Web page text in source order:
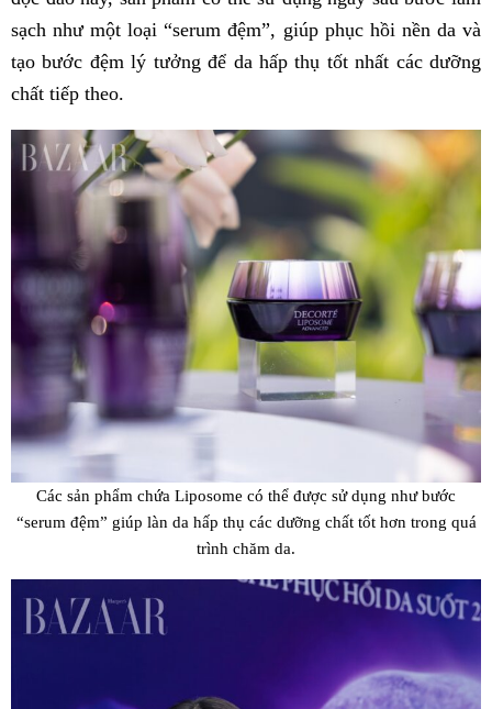
sạch như một loại “serum đệm”, giúp phục hồi nền da và
tạo bước đệm lý tưởng để da hấp thụ tốt nhất các dưỡng
chất tiếp theo.
Các sản phẩm chứa Liposome có thể được sử dụng như bước
“serum đệm” giúp làn da hấp thụ các dưỡng chất tốt hơn trong quá
trình chăm da.